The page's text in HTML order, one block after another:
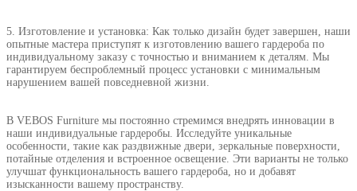
5. Изготовление и установка: Как только дизайн будет завершен, наши
опытные мастера приступят к изготовлению вашего гардероба по
индивидуальному заказу с точностью и вниманием к деталям. Мы
гарантируем беспроблемный процесс установки с минимальным
нарушением вашей повседневной жизни.
В VEBOS Furniture мы постоянно стремимся внедрять инновации в
наши индивидуальные гардеробы. Исследуйте уникальные
особенности, такие как раздвижные двери, зеркальные поверхности,
потайные отделения и встроенное освещение. Эти варианты не только
улучшат функциональность вашего гардероба, но и добавят
изысканности вашему пространству.